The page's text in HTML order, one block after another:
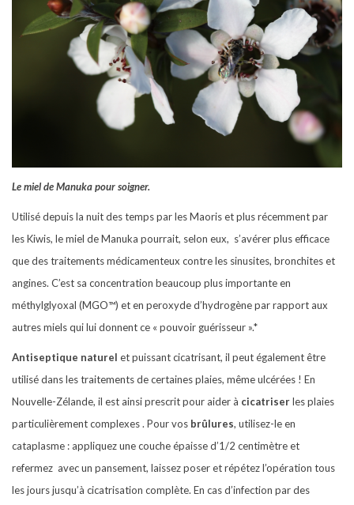
Le miel de Manuka pour soigner.
Utilisé depuis la nuit des temps par les Maoris et plus récemment par
les Kiwis, le miel de Manuka pourrait, selon eux, s’avérer plus efficace
que des traitements médicamenteux contre les sinusites, bronchites et
angines. C’est sa concentration beaucoup plus importante en
méthylglyoxal (MGO™) et en peroxyde d’hydrogène par rapport aux
autres miels qui lui donnent ce « pouvoir guérisseur ».*
Antiseptique naturel et puissant cicatrisant, il peut également être
utilisé dans les traitements de certaines plaies, même ulcérées ! En
Nouvelle-Zélande, il est ainsi prescrit pour aider à cicatriserles plaies
particulièrement complexes . Pour vos brûlures, utilisez-le en
cataplasme : appliquez une couche épaisse d’1/2 centimètre et
refermez avec un pansement, laissez poser et répétez l’opération tous
les jours jusqu’à cicatrisation complète. En cas d’infection par des